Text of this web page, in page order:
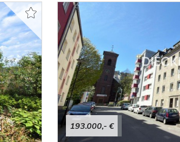
193.000,- €